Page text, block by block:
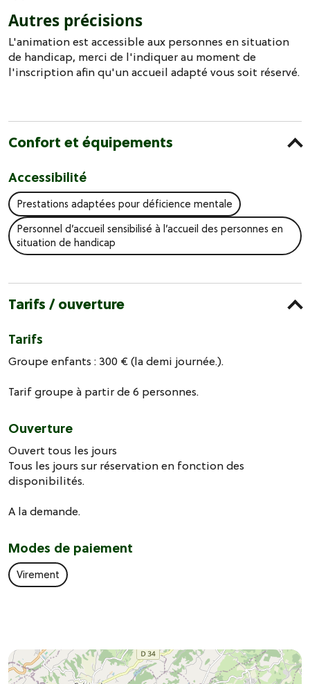
Autres précisions
L'animation est accessible aux personnes en situation
de handicap, merci de l'indiquer au moment de
l'inscription afin qu'un accueil adapté vous soit réservé.
Confort et équipements
Accessibilité
Prestations adaptées pour déficience mentale
Personnel d’accueil sensibilisé à l’accueil des personnes en
situation de handicap
Tarifs / ouverture
Tarifs
Groupe enfants : 300 € (la demi journée.).
Tarif groupe à partir de 6 personnes.
Ouverture
Ouvert tous les jours
Tous les jours sur réservation en fonction des
disponibilités.
A la demande.
Modes de paiement
Virement